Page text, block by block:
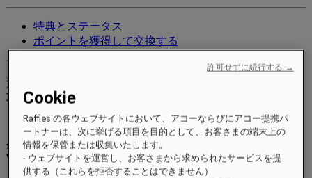
特典とステータス
ポイントを獲得して交換する
Xxxx Xxxxxxxxx
XXXXXX X XXXXXXXX X
xxxxxxxx
Valid untilxx/xx/xxxx
リワードポイント
Cookie
Raffles の各ウェブサイトにおいて、アコーならびにアコー提携パ
ートナーは、次に挙げる項目を目的として、お客さまの端末上の
情報を保管または収集いたします。
- ウェブサイトを運営し、お客さまから求められたサービスを提
供する（これらを拒否することはできません）
許可せずに続行する →